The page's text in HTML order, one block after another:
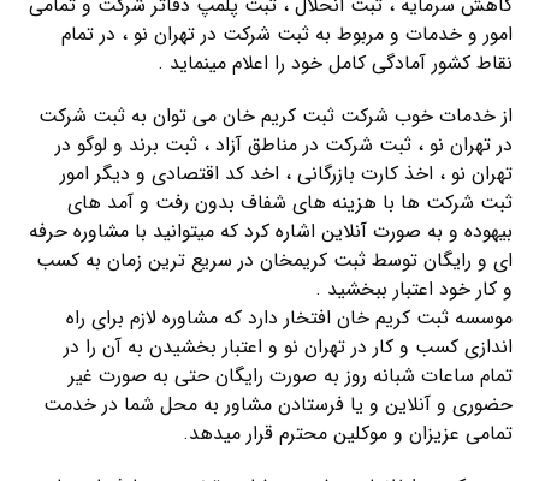
امور و خدمات و مربوط به ثبت شرکت در تهران نو ، در تمام
نقاط کشور آمادگی کامل خود را اعلام مینماید .
از خدمات خوب شرکت ثبت کریم خان می توان به ثبت شرکت
در تهران نو ، ثبت شرکت در مناطق آزاد ، ثبت برند و لوگو در
تهران نو ، اخذ کارت بازرگانی ، اخد کد اقتصادی و دیگر امور
ثبت شرکت ها با هزینه های شفاف بدون رفت و آمد های
بیهوده و به صورت آنلاین اشاره کرد که میتوانید با مشاوره حرفه
ای و رایگان توسط ثبت کریمخان در سریع ترین زمان به کسب
و کار خود اعتبار ببخشید .
موسسه ثبت کریم خان افتخار دارد که مشاوره لازم برای راه
اندازی کسب و کار در تهران نو و اعتبار بخشیدن به آن را در
تمام ساعات شبانه روز به صورت رایگان حتی به صورت غیر
حضوری و آنلاین و یا فرستادن مشاور به محل شما در خدمت
تمامی عزیزان و موکلین محترم قرار میدهد.